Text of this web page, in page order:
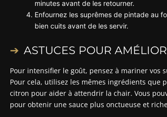
minutes avant de les retourner.
Enfournez les suprêmes de pintade au
bien cuits avant de les servir.
ASTUCES POUR
Pour intensifier le goût, pensez à mariner vos
Pour cela, utilisez les mêmes ingrédients que
citron pour aider à attendrir la chair. Vous
pour obtenir une sauce plus onctueuse et